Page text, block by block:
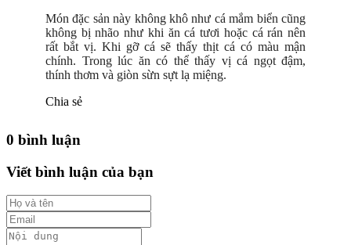
Món đặc sản này không khô như cá mắm biển cũng
không bị nhão như khi ăn cá tươi hoặc cá rán nên
rất bắt vị. Khi gỡ cá sẽ thấy thịt cá có màu mận
chính. Trong lúc ăn có thể thấy vị cá ngọt đậm,
thính thơm và giòn sừn sựt lạ miệng.
Chia sẻ
0 bình luận
Viết bình luận của bạn